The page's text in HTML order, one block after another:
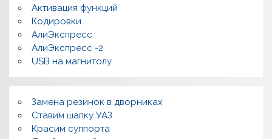
ы
Активация функций
Кодировки
АлиЭкспресс
АлиЭкспресс -2
USB на магнитолу
Замена резинок в дворниках
Ставим шапку УАЗ
Красим суппорта